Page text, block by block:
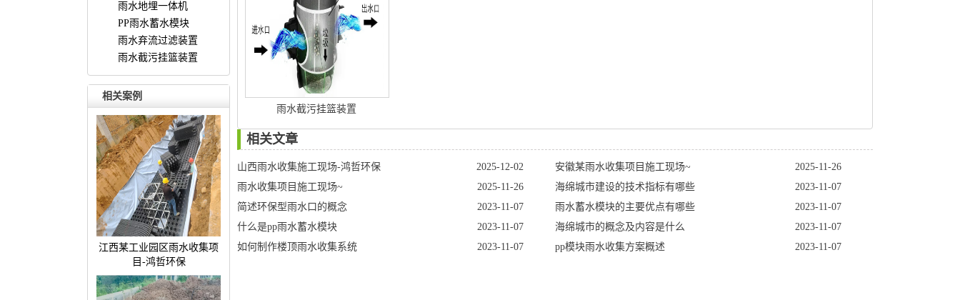
雨水地埋一体机
PP雨水蓄水模块
雨水弃流过滤装置
雨水截污挂篮装置
相关案例
江西某工业园区雨水收集项
目-鸿哲环保
雨水截污挂篮装置
相关文章
山西雨水收集施工现场-鸿哲环保 2025-12-02 安徽某雨水收集项目施工现场~
2025-11-26
雨水收集项目施工现场~
2025-11-26 海绵城市建设的技术指标有哪些
2023-11-07
简述环保型雨水口的概念
2023-11-07 雨水蓄水模块的主要优点有哪些
2023-11-07
什么是pp雨水蓄水模块
2023-11-07 海绵城市的概念及内容是什么
2023-11-07
如何制作楼顶雨水收集系统
2023-11-07 pp模块雨水收集方案概述 2023-11-07